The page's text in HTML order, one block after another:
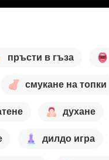
пръсти в гъза
смукане на топки
духане
дилдо игра